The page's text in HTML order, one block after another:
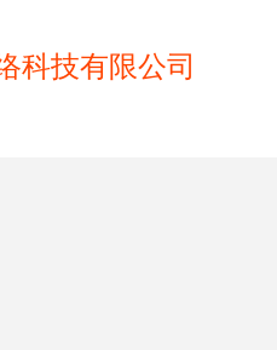
科技有限公司